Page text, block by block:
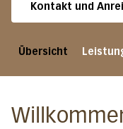
Kontakt und
Übersicht